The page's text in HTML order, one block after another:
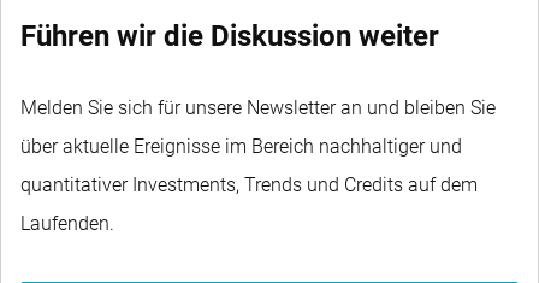
Führen wir die Diskussion weiter
Melden Sie sich für unsere Newsletter an und bleiben Sie
über aktuelle Ereignisse im Bereich nachhaltiger und
quantitativer Investments, Trends und Credits auf dem
Laufenden.